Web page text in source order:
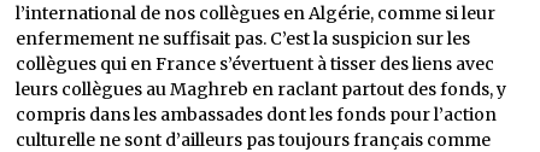
l’international de nos collègues en Algérie, comme si leur
enfermement ne suffisait pas. C’est la suspicion sur les
collègues qui en France s’évertuent à tisser des liens avec
leurs collègues au Maghreb en raclant partout des fonds, y
compris dans les ambassades dont les fonds pour l’action
culturelle ne sont d’ailleurs pas toujours français comme